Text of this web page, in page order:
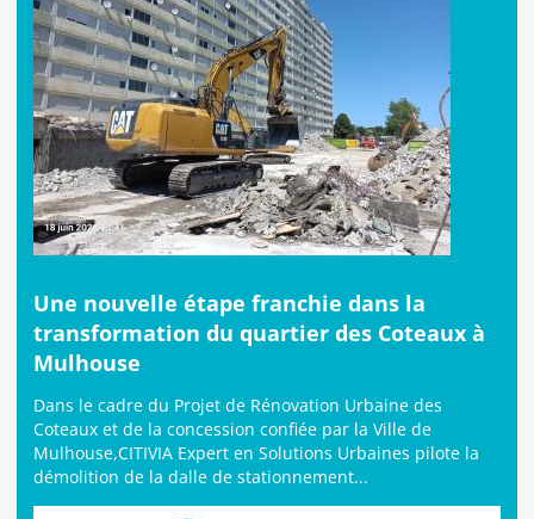
Une nouvelle étape franchie dans la
transformation du quartier des Coteaux à
Mulhouse
Dans le cadre du Projet de Rénovation Urbaine des
Coteaux et de la concession confiée par la Ville de
Mulhouse,CITIVIA Expert en Solutions Urbaines pilote la
démolition de la dalle de stationnement...